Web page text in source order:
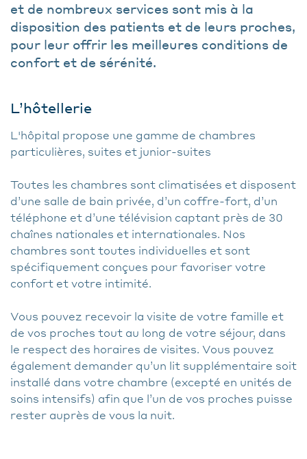
et de nombreux services sont mis à la
disposition des patients et de leurs proches,
pour leur offrir les meilleures conditions de
confort et de sérénité.
L’hôtellerie
L'hôpital propose une gamme de chambres
particulières, suites et junior-suites
Toutes les chambres sont climatisées et disposent
d’une salle de bain privée, d’un coffre-fort, d’un
téléphone et d’une télévision captant près de 30
chaînes nationales et internationales. Nos
chambres sont toutes individuelles et sont
spécifiquement conçues pour favoriser votre
confort et votre intimité.
Vous pouvez recevoir la visite de votre famille et
de vos proches tout au long de votre séjour, dans
le respect des horaires de visites. Vous pouvez
également demander qu’un lit supplémentaire soit
installé dans votre chambre (excepté en unités de
soins intensifs) afin que l’un de vos proches puisse
rester auprès de vous la nuit.